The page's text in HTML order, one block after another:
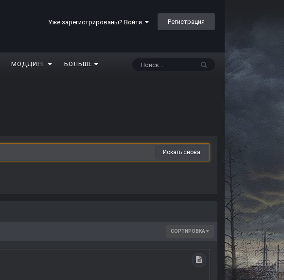
Уже зарегистрированы? Войти Регистрация
МОДДИНГ БОЛЬШЕ
Искать снова
СОРТИРОВКА